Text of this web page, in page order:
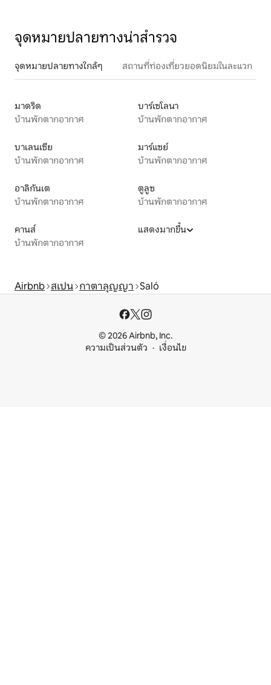
จุดหมายปลายทางน่าสำรวจ
จุดหมายปลายทางใกล้ๆ สถานที่ท่องเที่ยวยอดนิยมในละแวก
มาดริด
บ้านพักตากอากาศ
บาร์เซโลนา
บ้านพักตากอากาศ
บาเลนเซีย
บ้านพักตากอากาศ
มาร์แซย์
บ้านพักตากอากาศ
อาลิกันเต
บ้านพักตากอากาศ
ตูลูซ
บ้านพักตากอากาศ
คานส์
บ้านพักตากอากาศ
แสดงมากขึ้น
Airbnb สเปน กาตาลุญญา Saló
© 2026 Airbnb, Inc.
ความเป็นส่วนตัว
เงื่อนไข